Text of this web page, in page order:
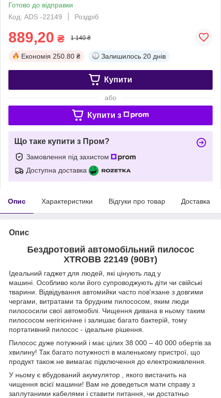
Готово до відправки
Код: ADS -22149
Роздріб
889,20 ₴ 1 140 ₴
Економія 250.80 ₴ Залишилось 20 днів
Купити
або
Купити з
Що таке купити з Пром?
Замовлення під захистом
Доступна доставка
Опис Характеристики Відгуки про товар Доставка
Опис
Бездротовий автомобільний пилосос
XTROBB 22149 (90Вт)
Ідеальний гаджет для людей, які цінують лад у
машині. Особливо коли його супроводжують діти чи свійські
тварини. Відвідування автомийки часто пов'язане з довгими
чергами, витратами та брудним пилососом, яким люди
пилососили свої автомобілі. Чищення дивана в ньому таким
пилососом негігієнічне і залишає багато бактерій, тому
портативний пилосос - ідеальне рішення.
Пилосос дуже потужний і має цілих 38 000 – 40 000 обертів за
хвилину! Так багато потужності в маленькому пристрої, що
продукт також не вимагає підключення до електроживлення.
У ньому є вбудований акумулятор , якого вистачить на
чищення всієї машини! Вам не доведеться мати справу з
заплутаними кабелями і ставити питання, чи достатньо